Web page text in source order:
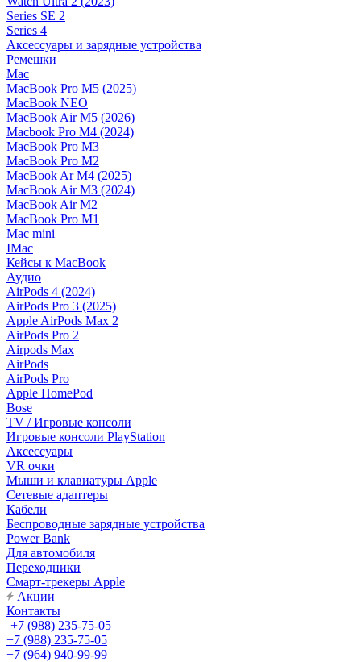
Series SE 2
Series 4
Аксессуары и зарядные устройства
Ремешки
Mac
MacBook Pro M5 (2025)
MacBook NEO
MacBook Air M5 (2026)
Macbook Pro M4 (2024)
MacBook Pro M3
MacBook Pro M2
MacBook Ar M4 (2025)
MacBook Air M3 (2024)
MacBook Air M2
MacBook Pro M1
Mac mini
IMac
Кейсы к MacBook
Аудио
AirPods 4 (2024)
AirPods Pro 3 (2025)
Apple AirPods Max 2
AirPods Pro 2
Airpods Max
AirPods
AirPods Pro
Apple HomePod
Bose
TV / Игровые консоли
Игровые консоли PlayStation
Аксессуары
VR очки
Мыши и клавиатуры Apple
Сетевые адаптеры
Кабели
Беспроводные зарядные устройства
Power Bank
Для автомобиля
Переходники
Смарт-трекеры Apple
Акции
Контакты
+7 (988) 235-75-05
+7 (988) 235-75-05
+7 (964) 940-99-99